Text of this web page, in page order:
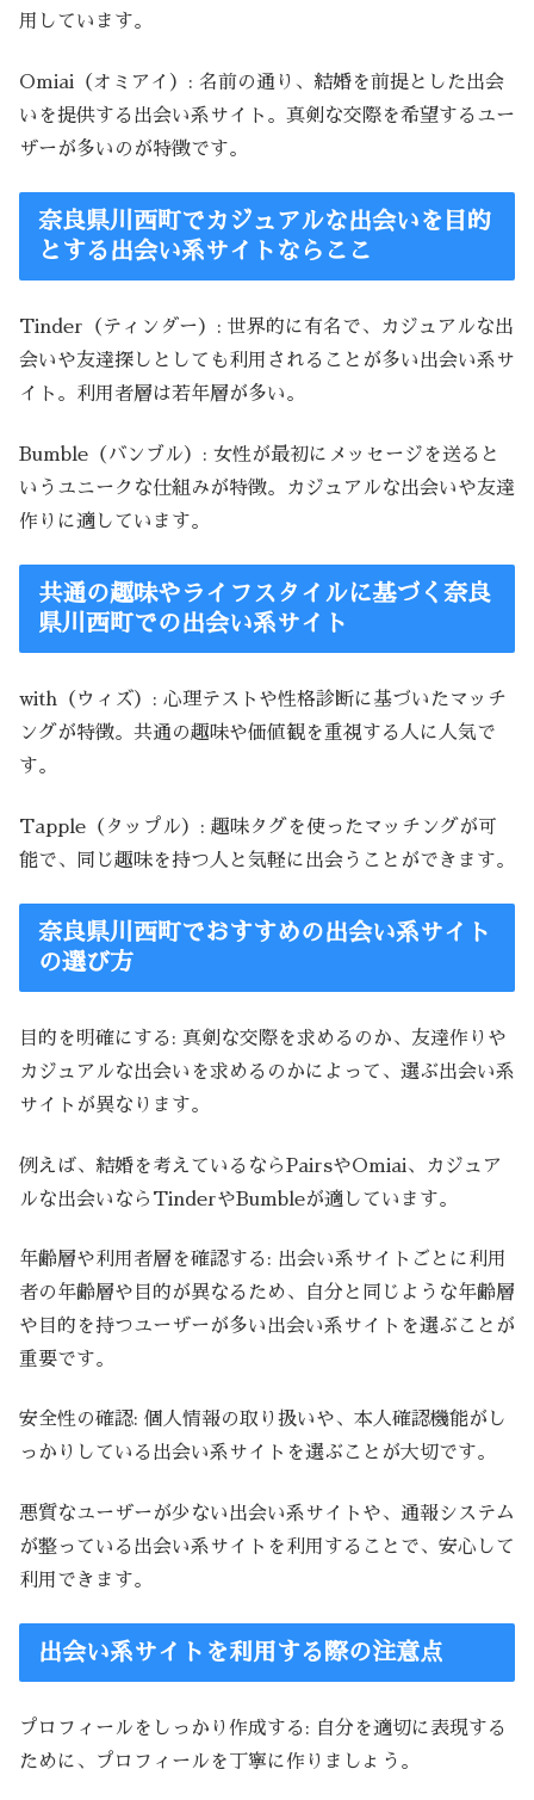
用しています。
Omiai（オミアイ）: 名前の通り、結婚を前提とした出会
いを提供する出会い系サイト。真剣な交際を希望するユー
ザーが多いのが特徴です。
奈良県川西町でカジュアルな出会いを目的
とする出会い系サイトならここ
Tinder（ティンダー）: 世界的に有名で、カジュアルな出
会いや友達探しとしても利用されることが多い出会い系サ
イト。利用者層は若年層が多い。
Bumble（バンブル）: 女性が最初にメッセージを送ると
いうユニークな仕組みが特徴。カジュアルな出会いや友達
作りに適しています。
共通の趣味やライフスタイルに基づく奈良
県川西町での出会い系サイト
with（ウィズ）: 心理テストや性格診断に基づいたマッチ
ングが特徴。共通の趣味や価値観を重視する人に人気で
す。
Tapple（タップル）: 趣味タグを使ったマッチングが可
能で、同じ趣味を持つ人と気軽に出会うことができます。
奈良県川西町でおすすめの出会い系サイト
の選び方
目的を明確にする: 真剣な交際を求めるのか、友達作りや
カジュアルな出会いを求めるのかによって、選ぶ出会い系
サイトが異なります。
例えば、結婚を考えているならPairsやOmiai、カジュア
ルな出会いならTinderやBumbleが適しています。
年齢層や利用者層を確認する: 出会い系サイトごとに利用
者の年齢層や目的が異なるため、自分と同じような年齢層
や目的を持つユーザーが多い出会い系サイトを選ぶことが
重要です。
安全性の確認: 個人情報の取り扱いや、本人確認機能がし
っかりしている出会い系サイトを選ぶことが大切です。
悪質なユーザーが少ない出会い系サイトや、通報システム
が整っている出会い系サイトを利用することで、安心して
利用できます。
出会い系サイトを利用する際の注意点
プロフィールをしっかり作成する: 自分を適切に表現する
ために、プロフィールを丁寧に作りましょう。